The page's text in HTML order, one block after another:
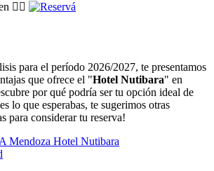
👉🏽
para el período 2026/2027, te presentamos
que ofrece el "Hotel Nutibara" en
por qué podría ser tu opción ideal de
lo que esperabas, te sugerimos otras
para considerar tu reserva!